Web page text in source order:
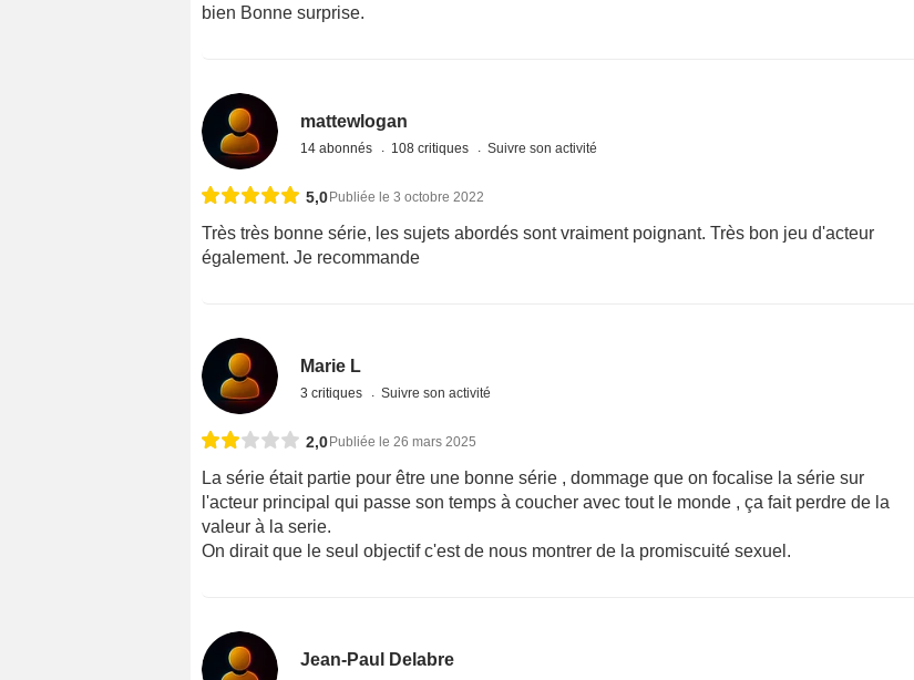
bien Bonne surprise.
mattewlogan
14 abonnés 108 critiques Suivre son activité
5,0Publiée le 3 octobre 2022
Très très bonne série, les sujets abordés sont vraiment poignant. Très bon jeu d'acteur
également. Je recommande
Marie L
3 critiques Suivre son activité
2,0Publiée le 26 mars 2025
La série était partie pour être une bonne série , dommage que on focalise la série sur
l'acteur principal qui passe son temps à coucher avec tout le monde , ça fait perdre de la
valeur à la serie.
On dirait que le seul objectif c'est de nous montrer de la promiscuité sexuel.
Jean-Paul Delabre